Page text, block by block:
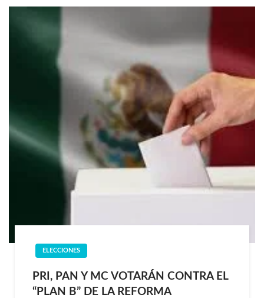
ELECCIONES
PRI, PAN Y MC VOTARÁN CONTRA EL
“PLAN B” DE LA REFORMA